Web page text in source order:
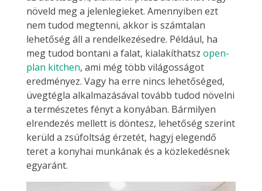
növeld meg a jelenlegieket. Amennyiben ezt
nem tudod megtenni, akkor is számtalan
lehetőség áll a rendelkezésedre. Például, ha
meg tudod bontani a falat, kialakíthatsz open-
plan kitchen, ami még több világosságot
eredményez. Vagy ha erre nincs lehetőséged,
üvegtégla alkalmazásával tovább tudod növelni
a természetes fényt a konyában. Bármilyen
elrendezés mellett is döntesz, lehetőség szerint
kerüld a zsúfoltság érzetét, hagyj elegendő
teret a konyhai munkának és a közlekedésnek
egyaránt.